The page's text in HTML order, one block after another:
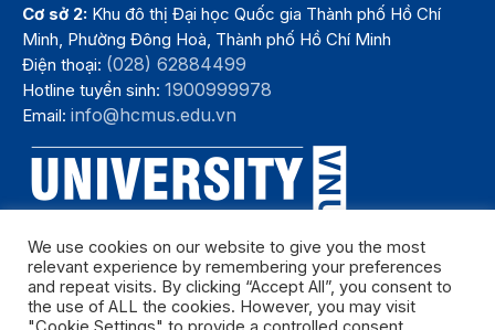
Cơ sở 2: Khu đô thị Đại học Quốc gia Thành phố Hồ Chí
Minh, Phường Đông Hoà, Thành phố Hồ Chí Minh
Điện thoại: (028) 62884499
Hotline tuyển sinh:1900999978
Email:info@hcmus.edu.vn
We use cookies on our website to give you the most
relevant experience by remembering your preferences
and repeat visits. By clicking “Accept All”, you consent to
the use of ALL the cookies. However, you may visit